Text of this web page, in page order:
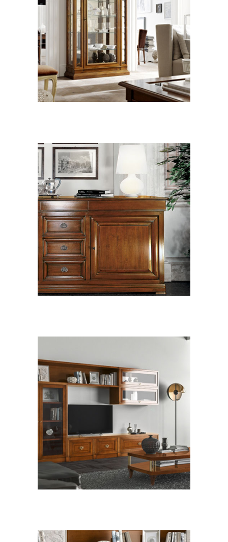
ZONA GIORNO CLASSICO
Le Fablier Lauri
ZONA GIORNO CLASSICO
Le Fablier Giada
ZONA GIORNO CLASSICO
Le Fablier Le
Mimose